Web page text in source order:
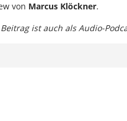
von Marcus Klöckner.
ist auch als Audio-